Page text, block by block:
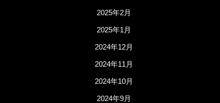
2025年2月
2025年1月
2024年12月
2024年11月
2024年10月
2024年9月